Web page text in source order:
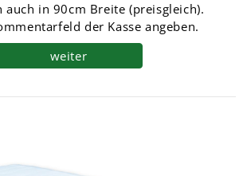
auch in 90cm Breite (preisgleich).
der Kasse angeben.
weiter